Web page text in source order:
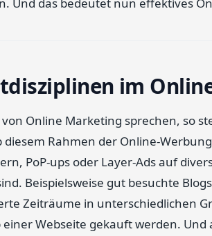
im
Online Marketing sprechen, so
Rahmen der Online-
PoP-ups oder Layer-Ads auf
Beispielsweise gut besuchte
Zeiträume in unterschiedlichen
Webseite gekauft werden.